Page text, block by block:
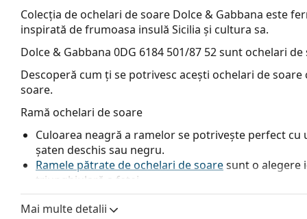
Colecția de ochelari de soare Dolce & Gabbana este
inspirată de frumoasa insulă Sicilia și cultura sa.
Dolce & Gabbana 0DG 6184 501/87 52sunt ochelari de
Descoperă cum ți se potrivesc acești ochelari de
soare.
Ramă ochelari de soare
Culoarea neagră a ramelor se potrivește perfect
șaten deschis sau negru.
Ramele pătrate de ochelari de soaresunt o alegere
triunghiulară a feței.
Rama ochelarilor de soare este fabricată din
durabilitate maxima.
Mai multe detalii